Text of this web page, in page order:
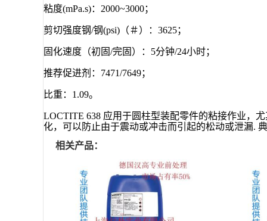
粘度(mPa.s)：2000~3000；
剪切强度钢/钢(psi)（＃）：3625；
固化速度（初固/完固）：5分钟/24小时；
推荐促进剂：7471/7649；
比重：1.09。
LOCTITE 638 应用于圆柱型装配零件的粘接作业，
化，可以防止由于震动或冲击而引起的松动或泄漏.
相关产品：